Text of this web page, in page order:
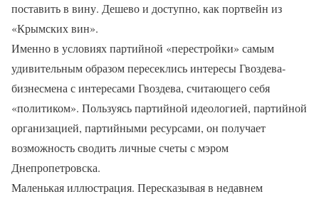
поставить в вину. Дешево и доступно, как портвейн из
«Крымских вин».
Именно в условиях партийной «перестройки» самым
удивительным образом пересеклись интересы Гвоздева-
бизнесмена с интересами Гвоздева, считающего себя
«политиком». Пользуясь партийной идеологией, партийной
организацией, партийными ресурсами, он получает
возможность сводить личные счеты с мэром
Днепропетровска.
Маленькая иллюстрация. Пересказывая в недавнем